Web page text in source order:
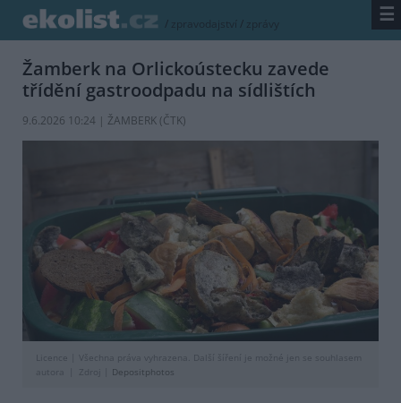
/ zpravodajství / zprávy ☰
Žamberk na Orlickoústecku zavede
třídění gastroodpadu na sídlištích
9.6.2026 10:24 | ŽAMBERK (ČTK)
Licence |
Všechna práva vyhrazena. Další šíření je možné jen se souhlasem
autora
Zdroj | Depositphotos